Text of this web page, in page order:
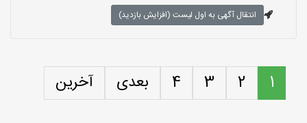
انتقال آگهی به اول لیست (افزایش بازدید)
1
2
3
4 بعدی آخرین